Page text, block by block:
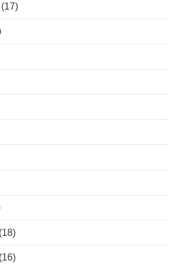
(17)
(18)
(16)